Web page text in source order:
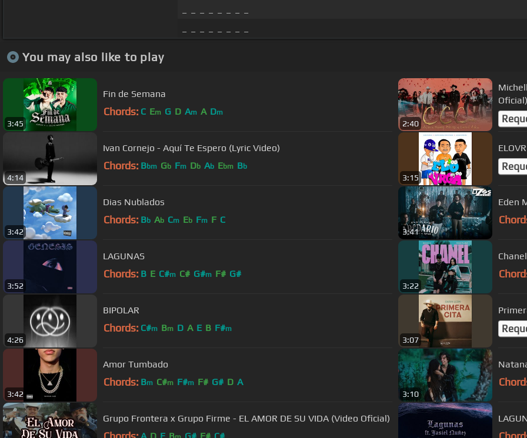
You may also like to play
3:45
Fin de Semana
Chords: C Em G D Am A Dm
2:40
Oficial)
4:14
Ivan Cornejo - Aquí Te Espero (Lyric Video)
Chords: Bbm Gb Fm Db Ab Ebm Bb
3:15
3:42
Dias Nublados
Chords: Bb Ab Cm Eb Fm F C
3:41
Eden
3:52
LAGUNAS
Chords: B E C#m C# G#m F# G#
3:22
Chanel
4:26
BIPOLAR
Chords: C#m Bm D A E B F#m
3:07
3:42
Amor Tumbado
Chords: Bm C#m F#m F# G# D A
3:10
Grupo Frontera x Grupo Firme - EL AMOR DE SU VIDA (Video Oficial)